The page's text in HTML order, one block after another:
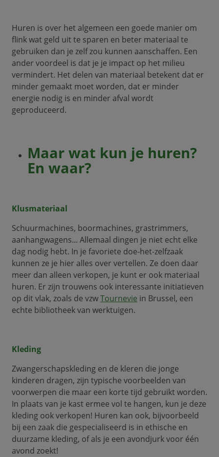
Huren is over het algemeen een goede manier om
flink wat geld uit te sparen en beter materiaal te
gebruiken dan je zelf zou kunnen aanschaffen. Een
ander voordeel is dat je je impact op het milieu
vermindert. Het delen van materiaal betekent dat er
minder gemaakt moet worden, dat er minder
energie nodig is en minder afval wordt
geproduceerd.
Maar wat kun je huren?
En waar?
Klusmateriaal
Schuurmachines, boormachines, grastrimmers,
aanhangwagens... Allemaal dingen je niet echt elke
dag nodig hebt. In je favoriete doe-het-zelfzaak
kunnen ze je hier alles over vertellen. Ze doen daar
meer dan alleen verkopen, je kunt er ook materiaal
huren. Er zijn trouwens ook interessante initiatieven
op dit vlak, zoals de vzwTournevie in Brussel, een
echte bibliotheek van werktuigen.
Kleding
Zwangerschapskleding en de kleren die jonge
kinderen dragen, zijn typische voorbeelden van
voorwerpen die maar een korte tijd gebruikt worden.
In plaats van je kast ermee vol te hangen, kun je deze
kleding ook verkopen! Huren kan ook, bijvoorbeeld
bij een zaak die gespecialiseerd is in ethische en
duurzame kleding, of als je een avondjurk voor één
avond zoekt!